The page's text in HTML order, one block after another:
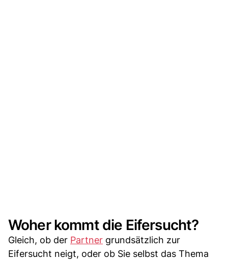
Woher kommt die Eifersucht?
Gleich, ob der Partner grundsätzlich zur
Eifersucht neigt, oder ob Sie selbst das Thema